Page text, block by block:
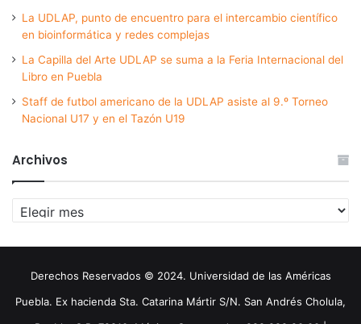
La UDLAP, punto de encuentro para el intercambio científico
en bioinformática y redes complejas
La Capilla del Arte UDLAP se suma a la Feria Internacional del
Libro en Puebla
Staff de futbol americano de la UDLAP asiste al 9.º Torneo
Nacional U17 y en el Tazón U19
Archivos
Archivos
Derechos Reservados © 2024. Universidad de las Américas
Puebla. Ex hacienda Sta. Catarina Mártir S/N. San Andrés Cholula,